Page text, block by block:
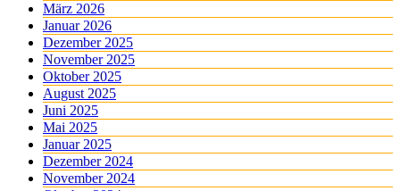
März 2026
Januar 2026
Dezember 2025
November 2025
Oktober 2025
August 2025
Juni 2025
Mai 2025
Januar 2025
Dezember 2024
November 2024